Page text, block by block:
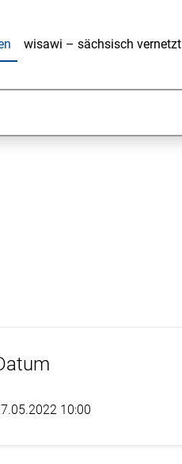
wisawi – sächsisch vernetzt
10:00